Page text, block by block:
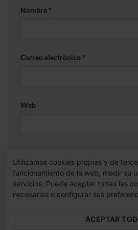
Nombre *
Correo electrónico *
Web
navegador para la próxima vez que
Utilizamos cookies propias y de
funcionamiento de la web, medir su
servicios. Puede aceptar todas las
necesarias o configurar sus
ACEPTAR